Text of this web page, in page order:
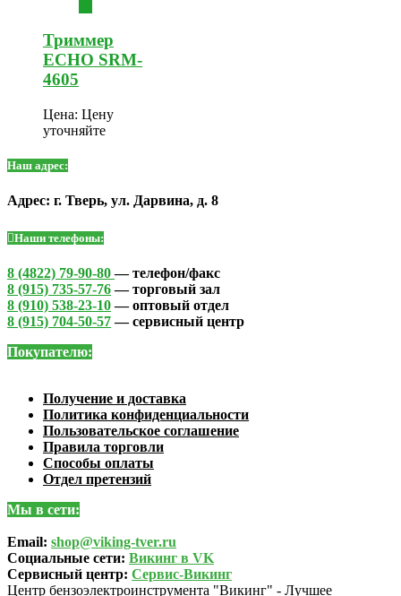
Триммер
ECHO SRM-
4605
Цена: Цену
уточняйте
Наш адрес:
Адрес: г. Тверь, ул. Дарвина, д. 8
Наши телефоны:
8 (4822) 79-90-80— телефон/факс
8 (915) 735-57-76— торговый зал
8 (910) 538-23-10— оптовый отдел
8 (915) 704-50-57— сервисный центр
Покупателю:
Получение и доставка
Политика конфиденциальности
Пользовательское соглашение
Правила торговли
Способы оплаты
Отдел претензий
Мы в сети:
Email: shop@viking-tver.ru
Социальные сети: Викинг в VK
Сервисный центр: Сервис-Викинг
Центр бензоэлектроинструмента "Викинг" - Лучшее